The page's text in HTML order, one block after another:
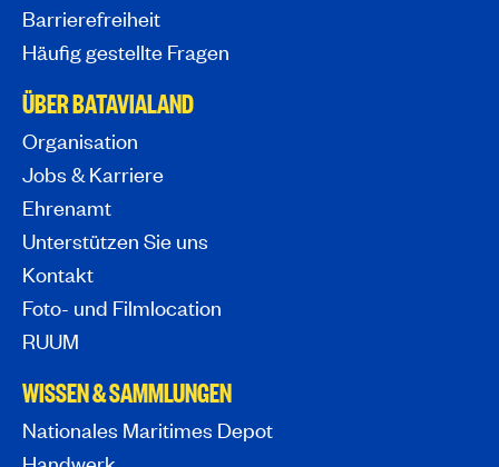
Barrierefreiheit
Häufig gestellte Fragen
ÜBER BATAVIALAND
Organisation
Jobs & Karriere
Ehrenamt
Unterstützen Sie uns
Kontakt
Foto- und Filmlocation
RUUM
WISSEN & SAMMLUNGEN
Nationales Maritimes Depot